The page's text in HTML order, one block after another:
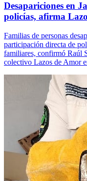
Desapariciones en
policías, afirma
Familias de personas
participación directa de
familiares, confirmó Raúl
colectivo Lazos de Amor